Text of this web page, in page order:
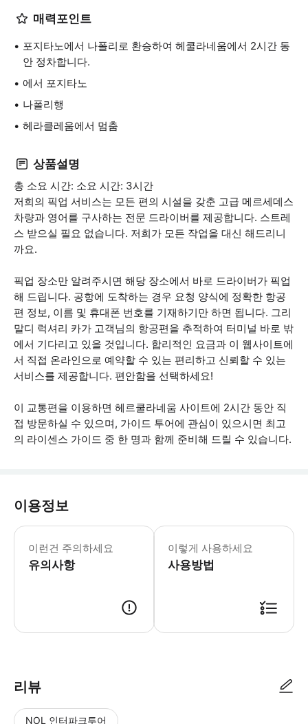
매력포인트
포지타노에서 나폴리로 환승하여 헤쿨라네움에서 2시간 동
안 정차합니다.
에서 포지타노
나폴리행
헤라클레움에서 멈춤
상품설명
총 소요 시간: 소요 시간: 3시간
저희의 픽업 서비스는 모든 편의 시설을 갖춘 고급 메르세데스
차량과 영어를 구사하는 전문 드라이버를 제공합니다. 스트레
스 받으실 필요 없습니다. 저희가 모든 작업을 대신 해드리니
까요.
픽업 장소만 알려주시면 해당 장소에서 바로 드라이버가 픽업
해 드립니다. 공항에 도착하는 경우 요청 양식에 정확한 항공
편 정보, 이름 및 휴대폰 번호를 기재하기만 하면 됩니다. 그리
말디 럭셔리 카가 고객님의 항공편을 추적하여 터미널 바로 밖
에서 기다리고 있을 것입니다. 합리적인 요금과 이 웹사이트에
서 직접 온라인으로 예약할 수 있는 편리하고 신뢰할 수 있는
서비스를 제공합니다. 편안함을 선택하세요!
이 교통편을 이용하면 헤르쿨라네움 사이트에 2시간 동안 직
접 방문하실 수 있으며, 가이드 투어에 관심이 있으시면 최고
의 라이센스 가이드 중 한 명과 함께 준비해 드릴 수 있습니다.
이용정보
이런건 주의하세요
유의사항
총 소요 시간: 3시간 저희의 픽업 서
이렇게 사용하세요
사용방법
리뷰
NOL 인터파크투어